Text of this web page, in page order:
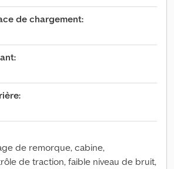
de chargement:
de remorque, cabine,
de traction, faible niveau de bruit,